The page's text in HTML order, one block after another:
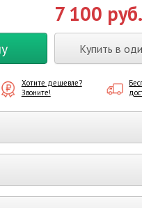
7 100 руб.
Купить в
Хотите дешевле?
Звоните!